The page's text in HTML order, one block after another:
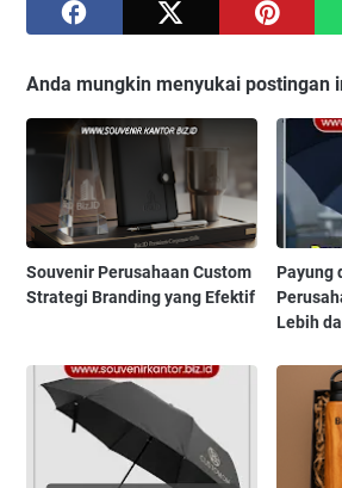
Anda mungkin menyukai postingan
Souvenir Perusahaan Custom
Strategi Branding yang Efektif
Payung
Lebih